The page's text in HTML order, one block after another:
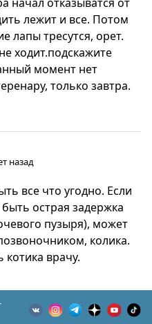
лежит и все. Потом
лапы тресутся, орет.
ходит.подскажите
момент нет
только завтра.
назад
все что угодно. Если
острая задержка
пузыря), может
колика.
врачу.